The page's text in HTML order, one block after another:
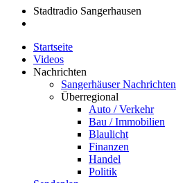
Stadtradio Sangerhausen
Startseite
Videos
Nachrichten
Sangerhäuser Nachrichten
Überregional
Auto / Verkehr
Bau / Immobilien
Blaulicht
Finanzen
Handel
Politik